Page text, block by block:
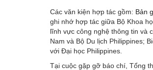
Các văn kiện hợp tác gồm: Bản
ghi nhớ hợp tác giữa Bộ Khoa
lĩnh vực công nghệ thông tin và
Nam và Bộ Du lịch Philippines;
với Đại học Philippines.
Tại cuộc gặp gỡ báo chí, Tổng